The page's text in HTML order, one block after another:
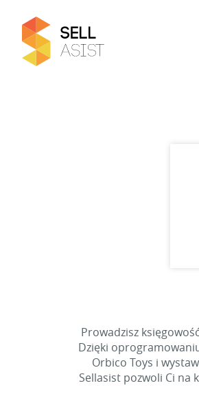
Prowadzisz
Dzięki
Orbico Toys i
Sellasist pozwoli Ci na